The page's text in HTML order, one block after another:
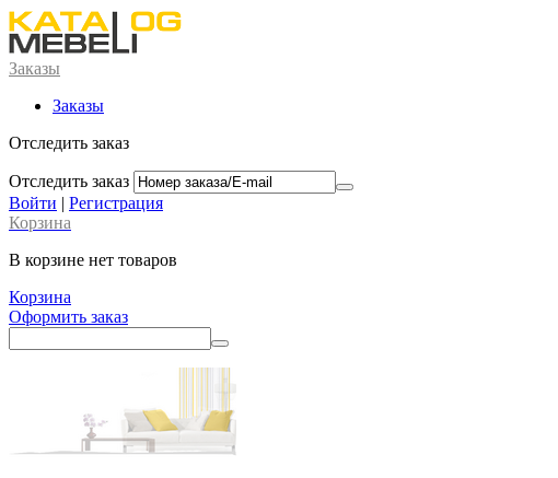
Заказы
Заказы
Отследить заказ
Отследить заказ
Войти | Регистрация
Корзина
В корзине нет товаров
Корзина
Оформить заказ